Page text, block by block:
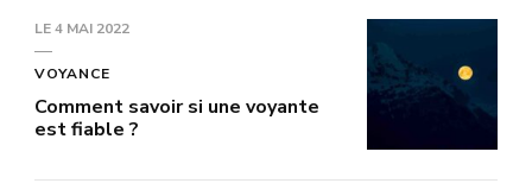
LE4 MAI 2022
VOYANCE
Comment savoir si une voyante
est fiable ?